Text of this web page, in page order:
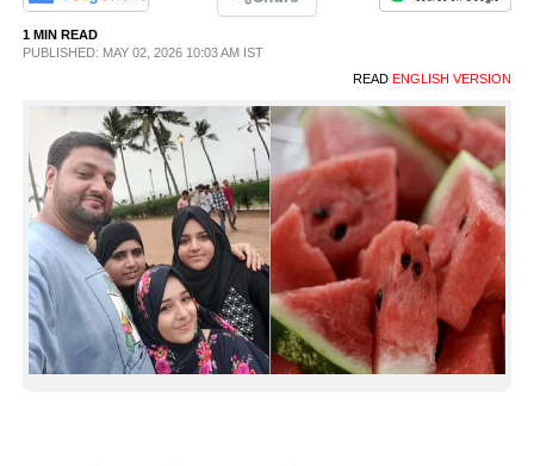
LIFESTYLE
SPIRITUAL
INFO+
ART
ASTRO
1 MIN READ
PUBLISHED: MAY 02, 2026 10:03 AM IST
READ ENGLISH VERSION